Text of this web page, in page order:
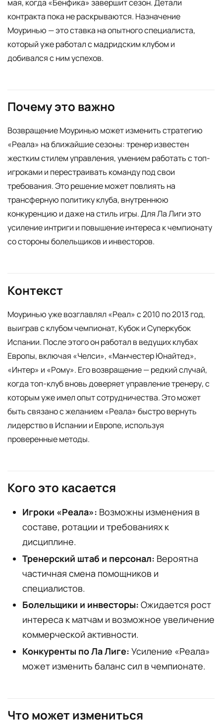
мая, когда «Бенфика» завершит сезон. Детали
контракта пока не раскрываются. Назначение
Моуринью — это ставка на опытного специалиста,
который уже работал с мадридским клубом и
добивался с ним успехов.
Почему это важно
Возвращение Моуринью может изменить стратегию
«Реала» на ближайшие сезоны: тренер известен
жестким стилем управления, умением работать с топ-
игроками и перестраивать команду под свои
требования. Это решение может повлиять на
трансферную политику клуба, внутреннюю
конкуренцию и даже на стиль игры. Для Ла Лиги это
усиление интриги и повышение интереса к чемпионату
со стороны болельщиков и инвесторов.
Контекст
Моуринью уже возглавлял «Реал» с 2010 по 2013 год,
выиграв с клубом чемпионат, Кубок и Суперкубок
Испании. После этого он работал в ведущих клубах
Европы, включая «Челси», «Манчестер Юнайтед»,
«Интер» и «Рому». Его возвращение — редкий случай,
когда топ-клуб вновь доверяет управление тренеру, с
которым уже имел опыт сотрудничества. Это может
быть связано с желанием «Реала» быстро вернуть
лидерство в Испании и Европе, используя
проверенные методы.
Кого это касается
Игроки «Реала»: Возможны изменения в
составе, ротации и требованиях к
дисциплине.
Тренерский штаб и персонал: Вероятна
частичная смена помощников и
специалистов.
Болельщики и инвесторы: Ожидается рост
интереса к матчам и возможное увеличение
коммерческой активности.
Конкуренты по Ла Лиге: Усиление «Реала»
может изменить баланс сил в чемпионате.
Что может измениться